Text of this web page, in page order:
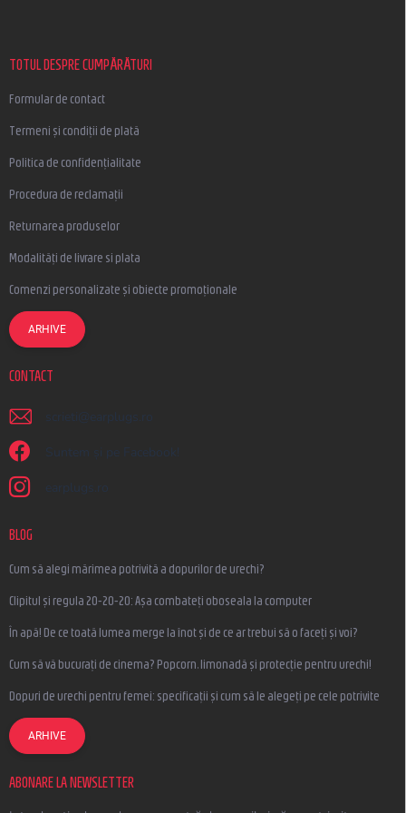
TOTUL DESPRE CUMPĂRĂTURI
Formular de contact
Termeni și condiții de plată
Politica de confidențialitate
Procedura de reclamații
Returnarea produselor
Modalități de livrare si plata
Comenzi personalizate și obiecte promoționale
ARHIVE
CONTACT
scrieti @ earplugs.ro
Suntem și pe Facebook!
earplugs.ro
BLOG
Cum să alegi mărimea potrivită a dopurilor de urechi?
Clipitul și regula 20-20-20: Așa combateți oboseala la computer
În apă! De ce toată lumea merge la înot și de ce ar trebui să o faceți și voi?
Cum să vă bucurați de cinema? Popcorn, limonadă și protecție pentru urechi!
Dopuri de urechi pentru femei: specificații și cum să le alegeți pe cele potrivite
ARHIVE
ABONARE LA NEWSLETTER